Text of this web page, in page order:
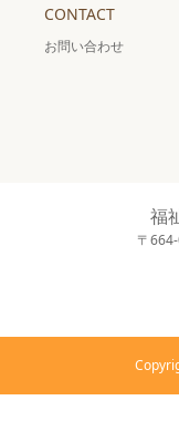
CONTACT
お問い合わせ
福
〒